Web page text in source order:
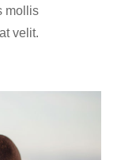
mollis
velit.